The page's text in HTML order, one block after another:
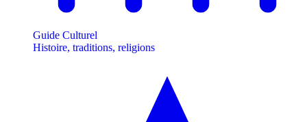
Guide Culturel
Histoire, traditions, religions